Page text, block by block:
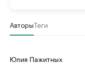
АвторыТеги
Юлия Пажитных